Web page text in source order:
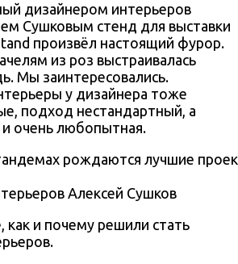
дизайнером интерьеров
Сушковым стенд для выставки
произвёл настоящий фурор.
из роз выстраивалась
Мы заинтересовались.
у дизайнера тоже
подход нестандартный, а
очень любопытная.
Алексей Сушков
как и почему решили стать